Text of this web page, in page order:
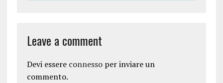
Leave a comment
Devi essere connessoper inviare un
commento.